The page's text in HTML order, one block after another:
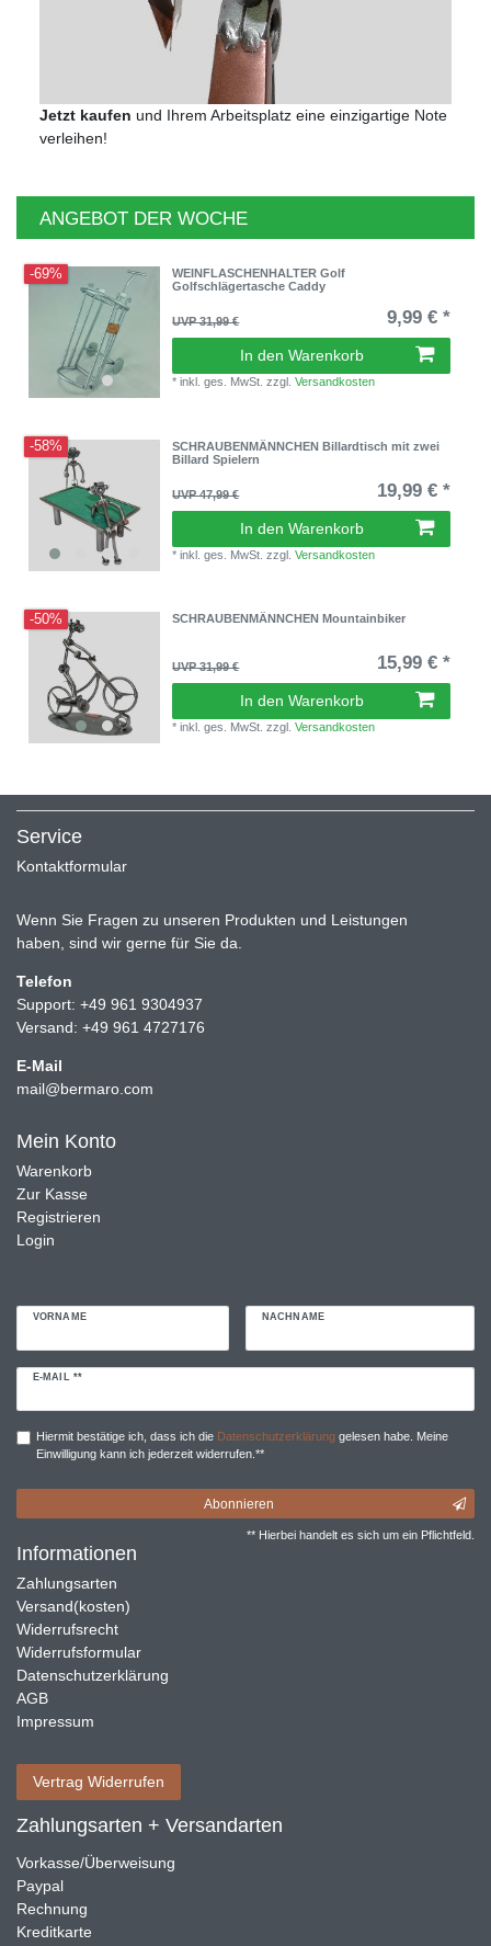
Jetzt kaufen und Ihrem Arbeitsplatz eine einzigartige Note
verleihen!
ANGEBOT DER WOCHE
-69%
WEINFLASCHENHALTER Golf
Golfschlägertasche Caddy
UVP 31,99 € 9,99 € *
In den Warenkorb
*inkl. ges. MwSt. zzgl.Versandkosten
-58%
SCHRAUBENMÄNNCHEN Billardtisch mit zwei
Billard Spielern
UVP 47,99 € 19,99 € *
In den Warenkorb
*inkl. ges. MwSt. zzgl.Versandkosten
-50% SCHRAUBENMÄNNCHEN Mountainbiker
UVP 31,99 € 15,99 € *
In den Warenkorb
*inkl. ges. MwSt. zzgl.Versandkosten
Service
Kontaktformular
Wenn Sie Fragen zu unseren Produkten und Leistungen
haben, sind wir gerne für Sie da.
Telefon
Support: +49 961 9304937
Versand: +49 961 4727176
E-Mail
mail@bermaro.com
Mein Konto
Warenkorb
Zur Kasse
Registrieren
Login
VORNAME NACHNAME
E-MAIL **
Newsletter
Hiermit bestätige ich, dass ich die Daten­schutz­erklärunggelesen habe. Meine
Einwilligung kann ich jederzeit widerrufen.**
Abonnieren
** Hierbei handelt es sich um ein Pflichtfeld.
Informationen
Zahlungsarten
Versand(kosten)
Widerrufsrecht
Widerrufsformular
Datenschutzerklärung
AGB
Impressum
Vertrag Widerrufen
Zahlungsarten + Versandarten
Vorkasse/Überweisung
Paypal
Rechnung
Kreditkarte